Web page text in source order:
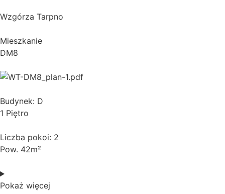
Wzgórza Tarpno
Mieszkanie
DM8
Budynek: D
1 Piętro
Liczba pokoi: 2
Pow. 42m²
Pokaż więcej